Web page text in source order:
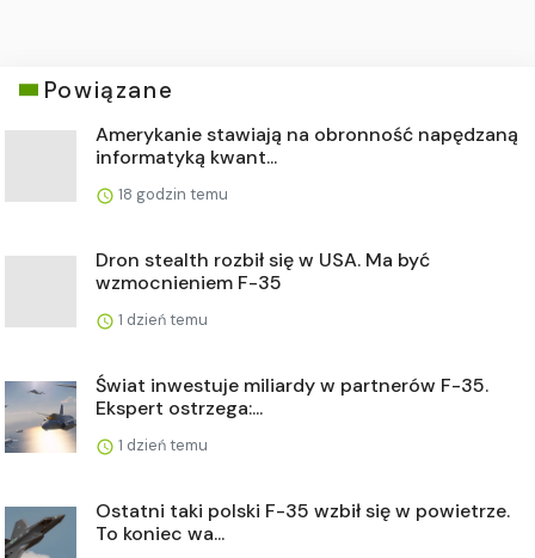
Powiązane
Amerykanie stawiają na obronność napędzaną
informatyką kwant...
18 godzin temu
Dron stealth rozbił się w USA. Ma być
wzmocnieniem F-35
1 dzień temu
Świat inwestuje miliardy w partnerów F-35.
Ekspert ostrzega:...
1 dzień temu
Ostatni taki polski F-35 wzbił się w powietrze.
To koniec wa...